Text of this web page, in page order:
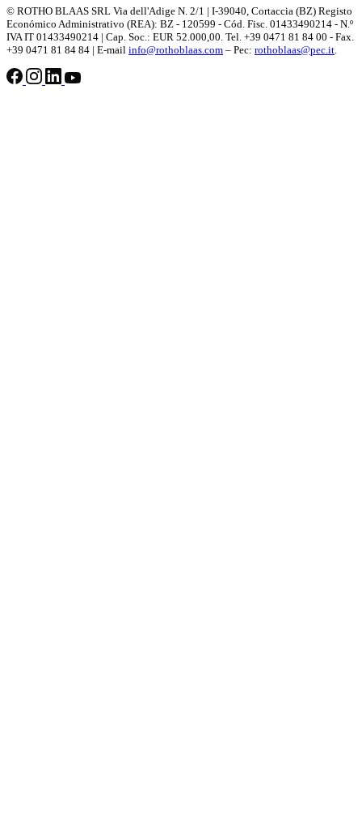
© ROTHO BLAAS SRL Via dell'Adige N. 2/1 | I-39040, Cortaccia (BZ) Registo
Económico Administrativo (REA): BZ - 120599 - Cód. Fisc. 01433490214 - N.º
IVA IT 01433490214 | Cap. Soc.: EUR 52.000,00. Tel. +39 0471 81 84 00 - Fax.
+39 0471 81 84 84 | E-mail info@rothoblaas.com – Pec: rothoblaas@pec.it.